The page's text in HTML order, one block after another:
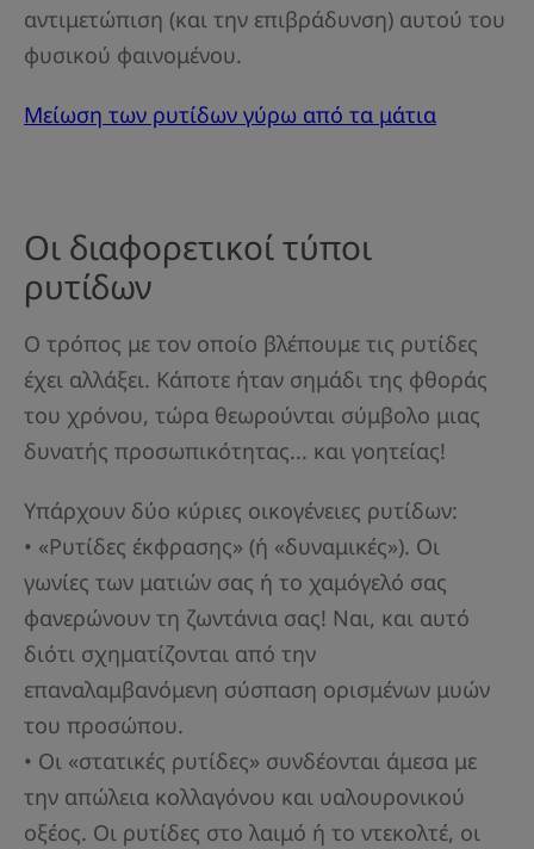
αντιμετώπιση (και την επιβράδυνση) αυτού του
φυσικού φαινομένου.
Μείωση των ρυτίδων γύρω από τα μάτια
Οι διαφορετικοί τύποι
ρυτίδων
Ο τρόπος με τον οποίο βλέπουμε τις ρυτίδες
έχει αλλάξει. Κάποτε ήταν σημάδι της φθοράς
του χρόνου, τώρα θεωρούνται σύμβολο μιας
δυνατής προσωπικότητας... και γοητείας!
Υπάρχουν δύο κύριες οικογένειες ρυτίδων:
• «Ρυτίδες έκφρασης» (ή «δυναμικές»). Οι
γωνίες των ματιών σας ή το χαμόγελό σας
φανερώνουν τη ζωντάνια σας! Ναι, και αυτό
διότι σχηματίζονται από την
επαναλαμβανόμενη σύσπαση ορισμένων μυών
του προσώπου.
• Οι «στατικές ρυτίδες» συνδέονται άμεσα με
την απώλεια κολλαγόνου και υαλουρονικού
οξέος. Οι ρυτίδες στο λαιμό ή το ντεκολτέ, οι